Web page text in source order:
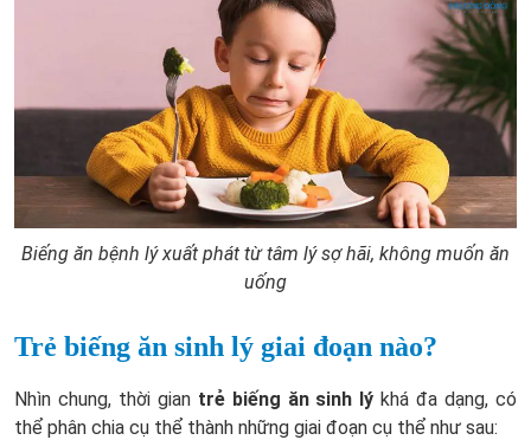
Biếng ăn bệnh lý xuất phát từ tâm lý sợ hãi, không muốn ăn
uống
Trẻ biếng ăn sinh lý giai đoạn nào?
Nhìn chung, thời gian trẻ biếng ăn sinh lýkhá đa dạng, có
thể phân chia cụ thể thành những giai đoạn cụ thể như sau: